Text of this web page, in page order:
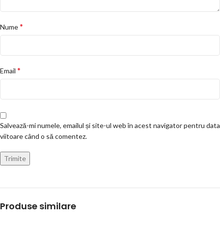
Nume*
Email *
Salvează-mi numele, emailul și site-ul web în acest navigator pentru data
viitoare când o să comentez.
Produse similare